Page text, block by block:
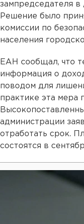
зампредседателя в
Решение было
комиссии по
населения
ЕАН сообщал, что
информация о
поводом для
практике эта мера
администрации
отработать срок.
состоятся в